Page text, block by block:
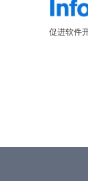
促进软件